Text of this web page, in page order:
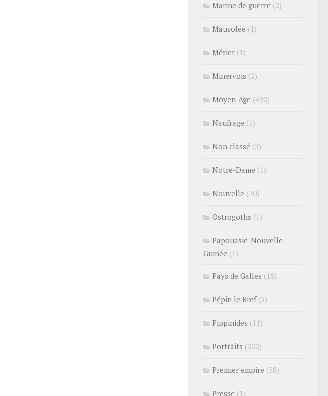
Marine de guerre (2)
Mausolée (1)
Métier (1)
Minervois (2)
Moyen-Age (492)
Naufrage (1)
Non classé (3)
Notre-Dame (1)
Nouvelle (20)
Ostrogoths (1)
Papouasie-Nouvelle-
Guinée (1)
Pays de Galles (16)
Pépin le Bref(3)
Pippinides (11)
Portraits (202)
Premier empire (58)
Presse (1)